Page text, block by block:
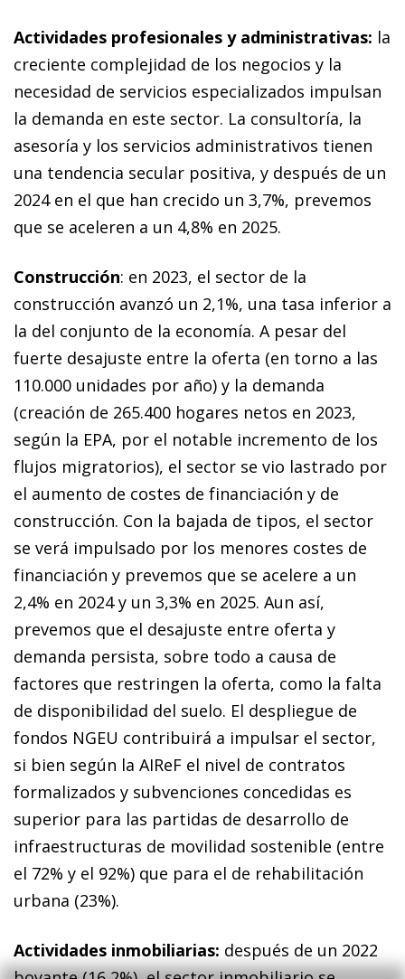
Actividades profesionales y administrativas: la
creciente complejidad de los negocios y la
necesidad de servicios especializados impulsan
la demanda en este sector. La consultoría, la
asesoría y los servicios administrativos tienen
una tendencia secular positiva, y después de un
2024 en el que han crecido un 3,7%, prevemos
que se aceleren a un 4,8% en 2025.
Construcción: en 2023, el sector de la
construcción avanzó un 2,1%, una tasa inferior a
la del conjunto de la economía. A pesar del
fuerte desajuste entre la oferta (en torno a las
110.000 unidades por año) y la demanda
(creación de 265.400 hogares netos en 2023,
según la EPA, por el notable incremento de los
flujos migratorios), el sector se vio lastrado por
el aumento de costes de financiación y de
construcción. Con la bajada de tipos, el sector
se verá impulsado por los menores costes de
financiación y prevemos que se acelere a un
2,4% en 2024 y un 3,3% en 2025. Aun así,
prevemos que el desajuste entre oferta y
demanda persista, sobre todo a causa de
factores que restringen la oferta, como la falta
de disponibilidad del suelo. El despliegue de
fondos NGEU contribuirá a impulsar el sector,
si bien según la AIReF el nivel de contratos
formalizados y subvenciones concedidas es
superior para las partidas de desarrollo de
infraestructuras de movilidad sostenible (entre
el 72% y el 92%) que para el de rehabilitación
urbana (23%).
Actividades inmobiliarias: después de un 2022